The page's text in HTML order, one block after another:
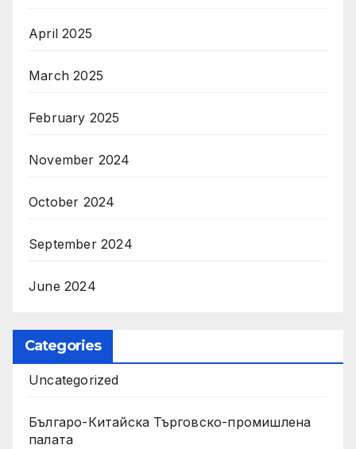
April 2025
March 2025
February 2025
November 2024
October 2024
September 2024
June 2024
Categories
Uncategorized
Българо-Китайска Търговско-промишлена
палaта